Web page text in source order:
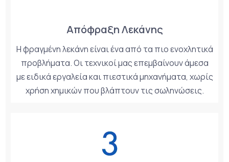
Απόφραξη Λεκάνης
Η φραγμένη λεκάνη είναι ένα από τα πιο ενοχλητικά
προβλήματα. Οι τεχνικοί μας επεμβαίνουν άμεσα
με ειδικά εργαλεία και πιεστικά μηχανήματα, χωρίς
χρήση χημικών που βλάπτουν τις σωληνώσεις.